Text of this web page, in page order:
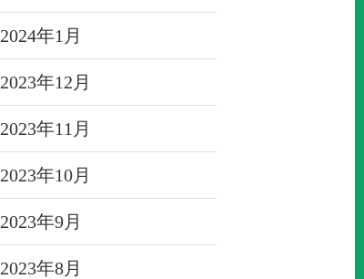
2024年1月
2023年12月
2023年11月
2023年10月
2023年9月
2023年8月